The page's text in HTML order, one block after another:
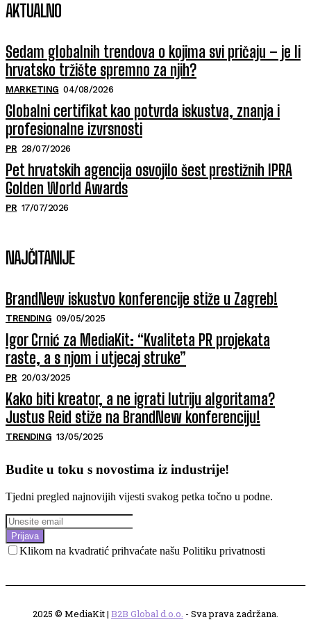
AKTUALNO
Sedam globalnih trendova o kojima svi pričaju – je li
hrvatsko tržište spremno za njih?
MARKETING 04/08/2026
Globalni certifikat kao potvrda iskustva, znanja i
profesionalne izvrsnosti
PR 28/07/2026
Pet hrvatskih agencija osvojilo šest prestižnih IPRA
Golden World Awards
PR 17/07/2026
NAJČITANIJE
BrandNew iskustvo konferencije stiže u Zagreb!
TRENDING 09/05/2025
Igor Crnić za MediaKit: “Kvaliteta PR projekata
raste, a s njom i utjecaj struke”
PR 20/03/2025
Kako biti kreator, a ne igrati lutriju algoritama?
Justus Reid stiže na BrandNew konferenciju!
TRENDING 13/05/2025
Budite u toku s novostima iz industrije!
Tjedni pregled najnovijih vijesti svakog petka točno u podne.
Prijava
Klikom na kvadratić prihvaćate našu Politiku privatnosti
2025 © MediaKit | B2B Global d.o.o. - Sva prava zadržana.